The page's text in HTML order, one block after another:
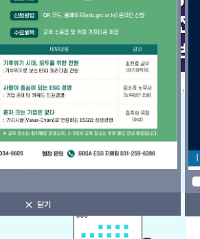
원 (30%할인)
강사 한국준법진흥원
상시과정
100,000원
문의하기
닫기